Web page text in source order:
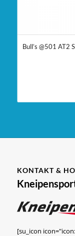
Bull’s @501 AT2
KONTAKT &
[su_icon